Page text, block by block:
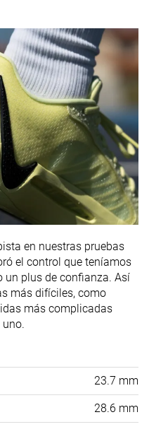
en nuestras pruebas
el control que teníamos
un plus de confianza. Así
más difíciles, como
más complicadas
23.7 mm
28.6 mm